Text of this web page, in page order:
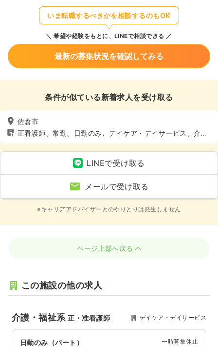
いま転職するべきかを相談するのもOK
希望や経験をもとに、LINEで相談できる
最新の募集状況を確認してみる
条件が似ている新着求人を受け取る
佐倉市
正看護師、常勤、日勤のみ、デイケア・デイサービス、介
護・福祉系
LINEで受け取る
メールで受け取る
※キャリアアドバイザーとのやりとりは発生しません
ページ上部へ戻る
この施設の他の求人
介護・福祉系正・准看護師 デイケア・デイサービス
日勤のみ（パート） 一時募集休止